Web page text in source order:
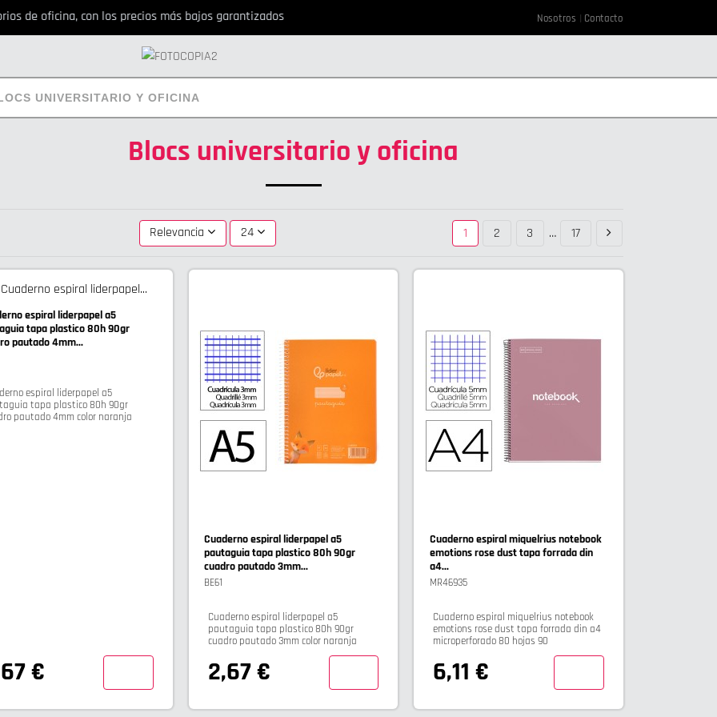
de oficina, con los precios más bajos garantizados Nosotros Contacto
UNIVERSITARIO Y OFICINA
Blocs universitario y oficina
Relevancia 24 1 2 3 … 17
espiral liderpapel a5
tapa plastico 80h 90gr
pautado 4mm...
espiral liderpapel a5
tapa plastico 80h 90gr
pautado 4mm color naranja
€
Cuaderno espiral liderpapel a5
pautaguia tapa plastico 80h 90gr
cuadro pautado 3mm...
BE61
Cuaderno espiral liderpapel a5
pautaguia tapa plastico 80h 90gr
cuadro pautado 3mm color naranja
2,67 €
Cuaderno espiral miquelrius notebook
emotions rose dust tapa forrada din
a4...
MR46935
Cuaderno espiral miquelrius notebook
emotions rose dust tapa forrada din a4
microperforado 80 hojas 90
6,11 €